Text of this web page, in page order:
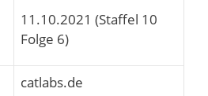
11.10.2021 (Staffel 10
Folge 6)
catlabs.de